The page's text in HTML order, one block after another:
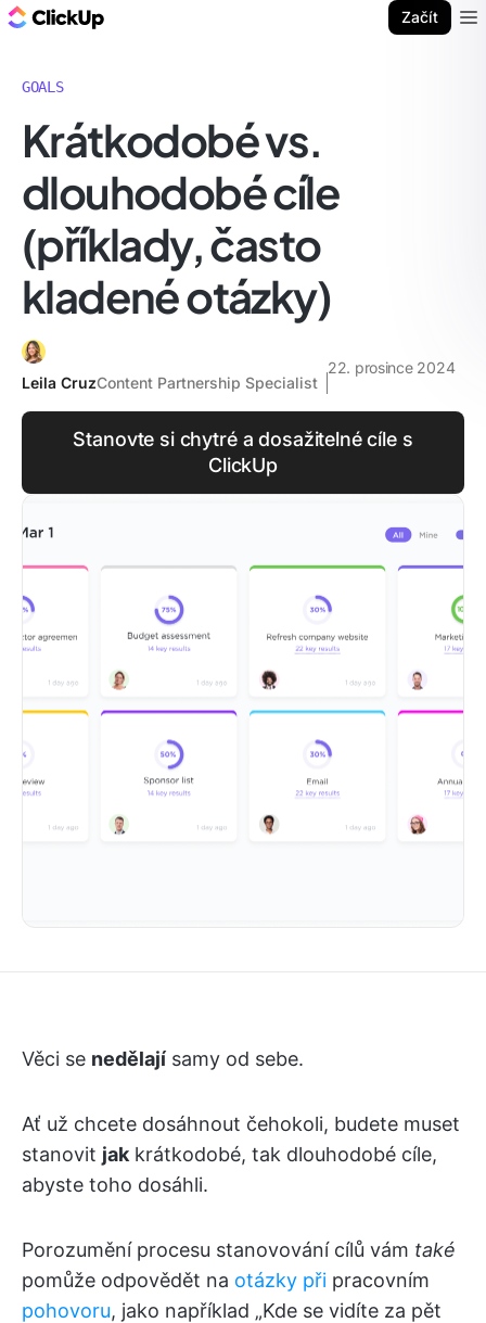
Začít
GOALS
Krátkodobé vs.
dlouhodobé cíle
(příklady, často
kladené otázky)
Leila CruzContent Partnership Specialist
22. prosince 2024
Stanovte si chytré a dosažitelné cíle s
ClickUp
Věci se nedělají samy od sebe.
Ať už chcete dosáhnout čehokoli, budete muset
stanovit jak krátkodobé, tak dlouhodobé cíle,
abyste toho dosáhli.
Porozumění procesu stanovování cílů vám také
pomůže odpovědět na otázky při pracovním
pohovoru, jako například „Kde se vidíte za pět